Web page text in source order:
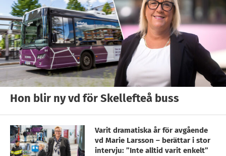
Hon blir ny vd för Skellefteå buss
Varit dramatiska år för avgående
vd Marie Larsson – berättar i stor
intervju: ”Inte alltid varit enkelt”